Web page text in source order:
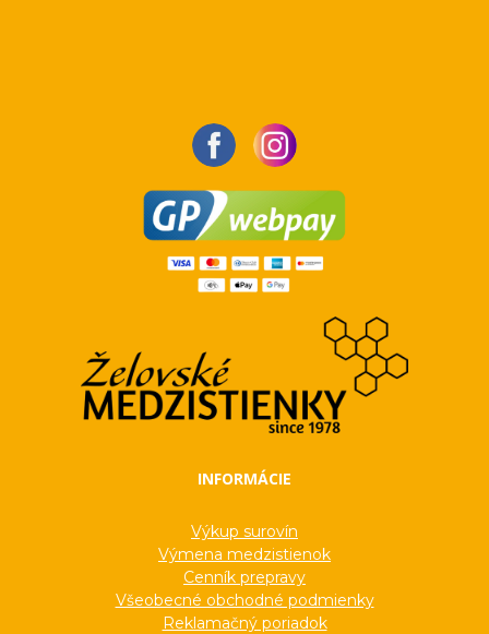
INFORMÁCIE
Výkup surovín
Výmena medzistienok
Cenník prepravy
Všeobecné obchodné podmienky
Reklamačný poriadok